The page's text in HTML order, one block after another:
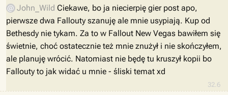
32.6
John_Wild Ciekawe, bo ja niecierpię gier post apo,
pierwsze dwa Fallouty szanuję ale mnie usypiają. Kup od
Bethesdy nie tykam. Za to w Fallout New Vegas bawiłem się
świetnie, choć ostatecznie też mnie znużył i nie skończyłem,
ale planuję wrócić. Natomiast nie będę tu kruszył kopii bo
Fallouty to jak widać u mnie - śliski temat xd